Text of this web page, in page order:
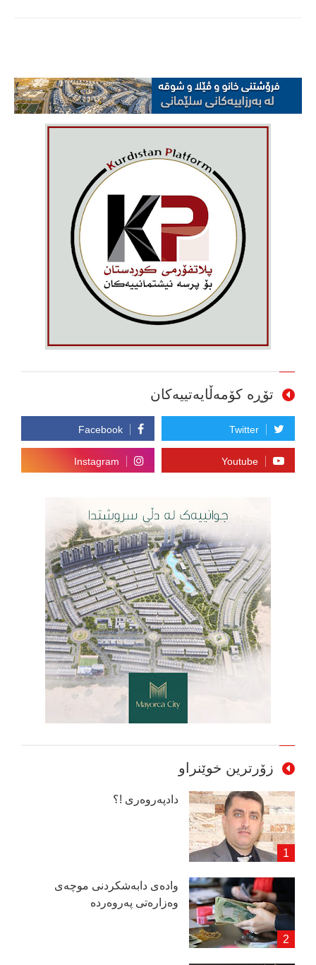
تۆڕە کۆمەڵایەتییەکان
زۆرترین خوێنراو
دادپەروەری !؟
وادەی دابەشكردنی موچەی
وەزارەتی پەروەردە